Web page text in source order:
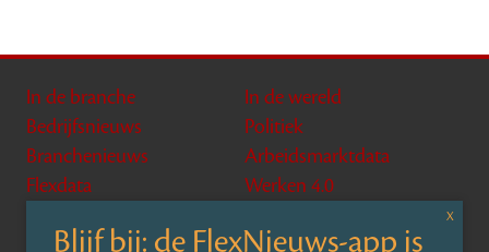
In de branche
Bedrijfsnieuws
Branchenieuws
Flexdata
In de wereld
Politiek
Arbeidsmarktdata
Werken 4.0
In de wet
In de cloud